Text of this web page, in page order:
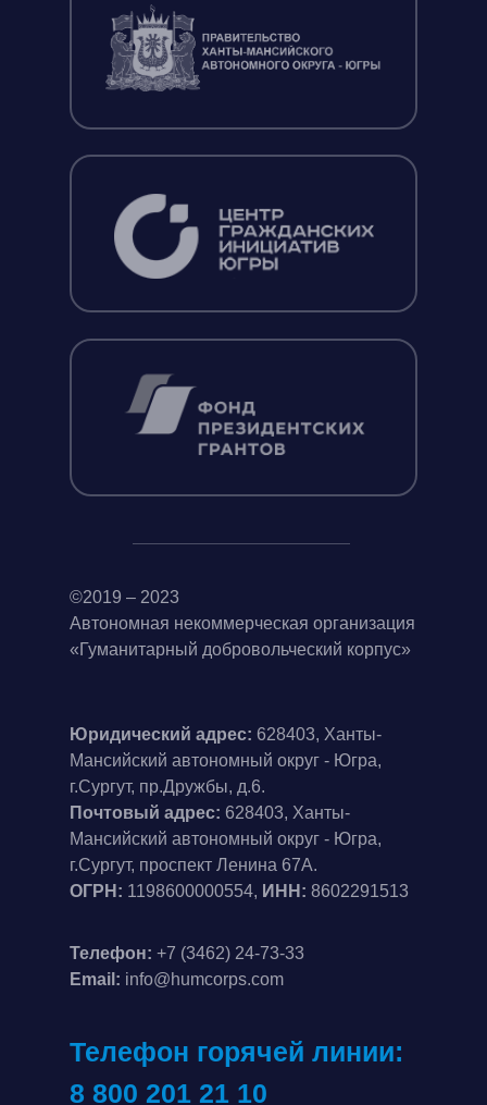
©2019 – 2023
Автономная некоммерческая организация
«Гуманитарный добровольческий корпус»
Юридический адрес: 628403, Ханты-
Мансийский автономный округ - Югра,
г.Сургут, пр.Дружбы, д.6.
Почтовый адрес: 628403, Ханты-
Мансийский автономный округ - Югра,
г.Сургут, проспект Ленина 67А.
ОГРН: 1198600000554, ИНН: 8602291513
Телефон: +7 (3462) 24-73-33
Email: info@humcorps.com
Телефон горячей линии:
8 800 201 21 10